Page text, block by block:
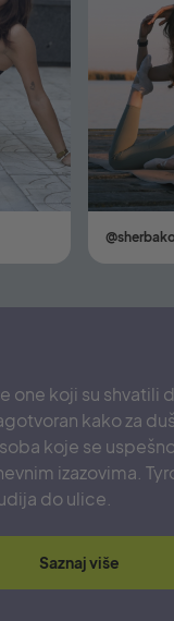
one koji su shvatili
kako za
koje se
izazovima.
do ulice.
Saznaj više